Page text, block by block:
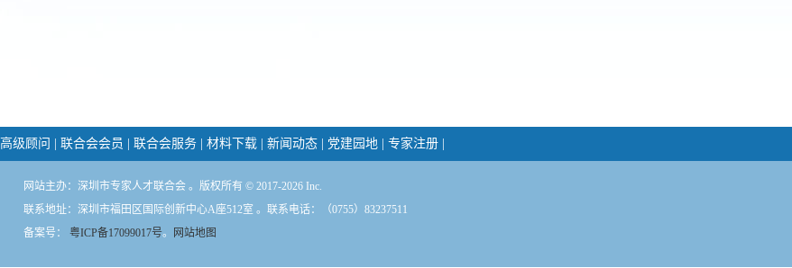
高级顾问 联合会会员 联合会服务 材料下载 新闻动态 党建园地 专家注册
网站主办：深圳市专家人才联合会 。版权所有 © 2017-2026 Inc.
联系地址：深圳市福田区国际创新中心A座512室 。联系电话：（0755）83237511
备案号： 粤ICP备17099017号。 网站地图